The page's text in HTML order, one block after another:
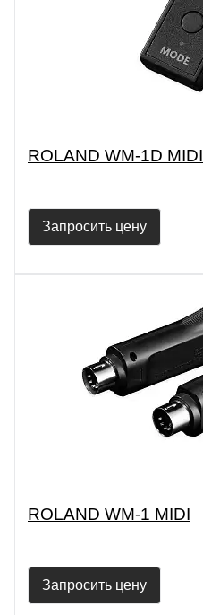
ROLAND WM-1D MIDI
Запросить цену
ROLAND WM-1 MIDI
Запросить цену